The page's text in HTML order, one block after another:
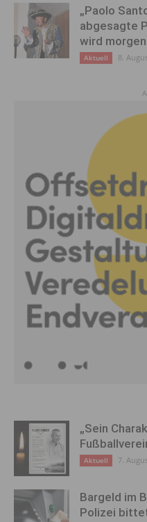
„Paolo
abgesagte
wird
Aktuell 8.
„Sein
Aktuell 7.
Bargeld im
Polizei